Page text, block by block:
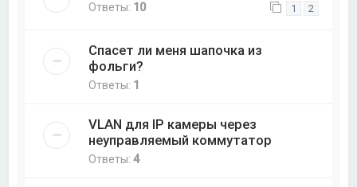
Ответы: 10 1 2
Спасет ли меня шапочка из
фольги?
Ответы: 1
VLAN для IP камеры через
неуправляемый коммутатор
Ответы:4